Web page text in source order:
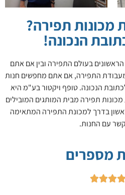
מכונות תפירה?
הנכונה!
בעולם התפירה ובין אם אתם
התפירה, אם אתם מחפשים חנות
הנכונה. טופף ויקטור בע"מ היא
תפירה מבית המותגים המובילים
בדרך למכונת התפירה המתאימה
קשר עם החנות.
מספרים


